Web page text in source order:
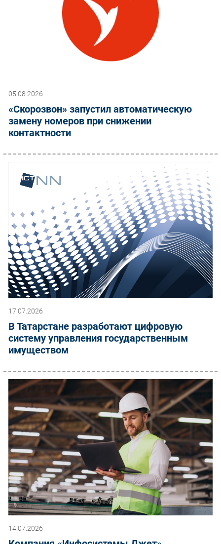
05.08.2026
«Скорозвон» запустил автоматическую
замену номеров при снижении
контактности
17.07.2026
В Татарстане разработают цифровую
систему управления государственным
имуществом
14.07.2026